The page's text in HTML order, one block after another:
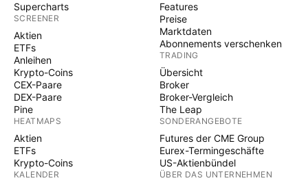
Supercharts
SCREENER
Aktien
ETFs
Anleihen
Krypto-Coins
CEX-Paare
DEX-Paare
Pine
HEATMAPS
Aktien
ETFs
Krypto-Coins
KALENDER
Features
Preise
Marktdaten
Abonnements verschenken
TRADING
Übersicht
Broker
Broker-Vergleich
The Leap
SONDERANGEBOTE
Futures der CME Group
Eurex-Termingeschäfte
US-Aktienbündel
ÜBER DAS UNTERNEHMEN